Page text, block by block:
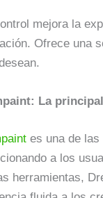
mejora la
Ofrece una
La
es una de las
a los
herramientas,